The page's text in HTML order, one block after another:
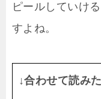
ピールしていけ
すよね。
↓合わせて読み